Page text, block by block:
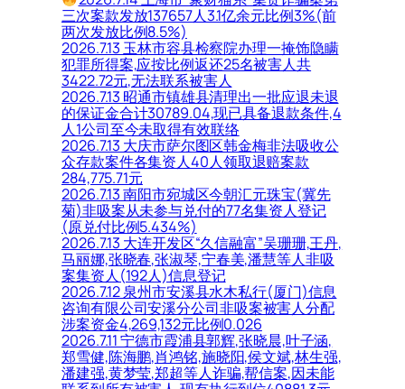
三次案款发放137657人3.1亿余元比例3%(前
两次发放比例8.5%)
2026.7.13 玉林市容县检察院办理一掩饰隐瞒
犯罪所得案,应按比例返还25名被害人共
3422.72元,无法联系被害人
2026.7.13 昭通市镇雄县清理出一批应退未退
的保证金合计30789.04,现已具备退款条件,4
人1公司至今未取得有效联络
2026.7.13 大庆市萨尔图区韩金梅非法吸收公
众存款案件各集资人40人领取退赔案款
284,775.71元
2026.7.13 南阳市宛城区今朝汇元珠宝(冀先
菊)非吸案从未参与兑付的77名集资人登记
(原兑付比例5.434%)
2026.7.13 大连开发区“久信融富”吴珊珊,王丹,
马丽娜,张晓春,张淑琴,宁春美,潘慧等人非吸
案集资人(192人)信息登记
2026.7.12 泉州市安溪县水木私行(厦门)信息
咨询有限公司安溪分公司非吸案被害人分配
涉案资金4,269,132元比例0.026
2026.7.11 宁德市霞浦县郭辉,张晓晨,叶子涵,
郑雪健,陈海鹏,肖鸿铭,施晓阳,侯文斌,林生强,
潘建强,黄梦莹,郑超等人诈骗,帮信案,因未能